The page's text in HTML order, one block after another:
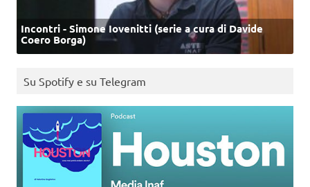
Incontri - Simone Iovenitti (serie a cura di Davide
Coero Borga)
Su Spotify e su Telegram